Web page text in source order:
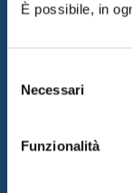
È possibile, in
delNecessari
Funzionalità